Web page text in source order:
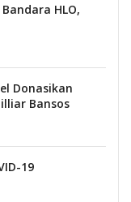
HLO,
Donasikan
Bansos
19